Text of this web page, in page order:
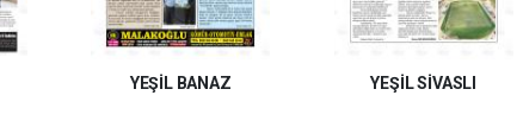
YEŞİL BANAZ YEŞİL SİVASLI